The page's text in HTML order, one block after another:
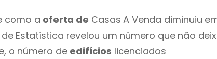
como a oferta de Casas A Venda diminuiu
Estatística revelou um número que não
o número de edifícios licenciados